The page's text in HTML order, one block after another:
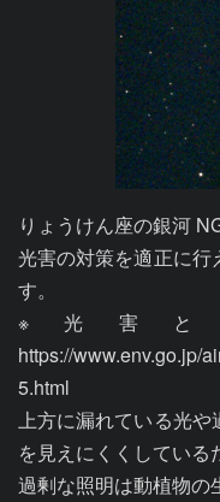
りょうけん座の銀河
光害の対策を適正に行
す。
※光害と
https://www.env.go.jp/
5.html
上方に漏れている光や
を見えにくくしている
過剰な照明は動植物の